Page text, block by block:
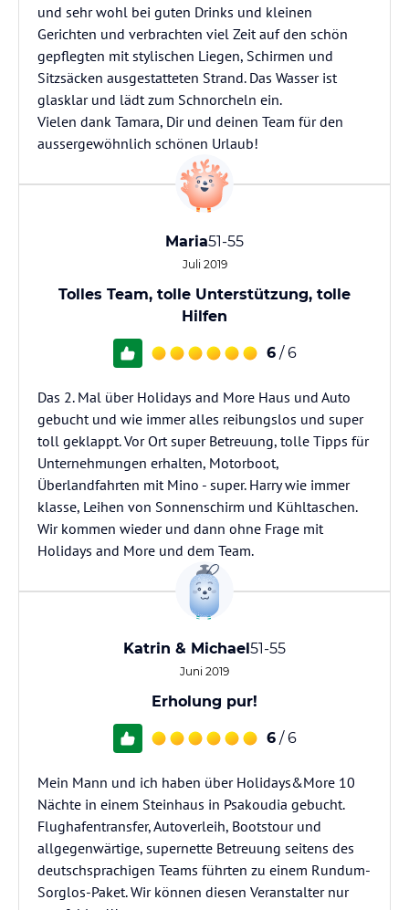
und sehr wohl bei guten Drinks und kleinen
Gerichten und verbrachten viel Zeit auf den schön
gepflegten mit stylischen Liegen, Schirmen und
Sitzsäcken ausgestatteten Strand. Das Wasser ist
glasklar und lädt zum Schnorcheln ein.
Vielen dank Tamara, Dir und deinen Team für den
aussergewöhnlich schönen Urlaub!
Maria51-55
Juli 2019
Tolles Team, tolle Unterstützung, tolle
Hilfen
6 / 6
Das 2. Mal über Holidays and More Haus und Auto
gebucht und wie immer alles reibungslos und super
toll geklappt. Vor Ort super Betreuung, tolle Tipps für
Unternehmungen erhalten, Motorboot,
Überlandfahrten mit Mino - super. Harry wie immer
klasse, Leihen von Sonnenschirm und Kühltaschen.
Wir kommen wieder und dann ohne Frage mit
Holidays and More und dem Team.
Katrin & Michael51-55
Juni 2019
Erholung pur!
6 / 6
Mein Mann und ich haben über Holidays&More 10
Nächte in einem Steinhaus in Psakoudia gebucht.
Flughafentransfer, Autoverleih, Bootstour und
allgegenwärtige, supernette Betreuung seitens des
deutschsprachigen Teams führten zu einem Rundum-
Sorglos-Paket. Wir können diesen Veranstalter nur